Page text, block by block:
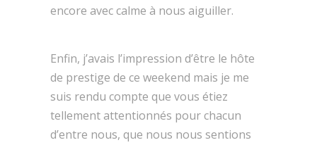
encore avec calme à nous aiguiller.
Enfin, j’avais l’impression d’être le hôte
de prestige de ce weekend mais je me
suis rendu compte que vous étiez
tellement attentionnés pour chacun
d’entre nous, que nous nous sentions